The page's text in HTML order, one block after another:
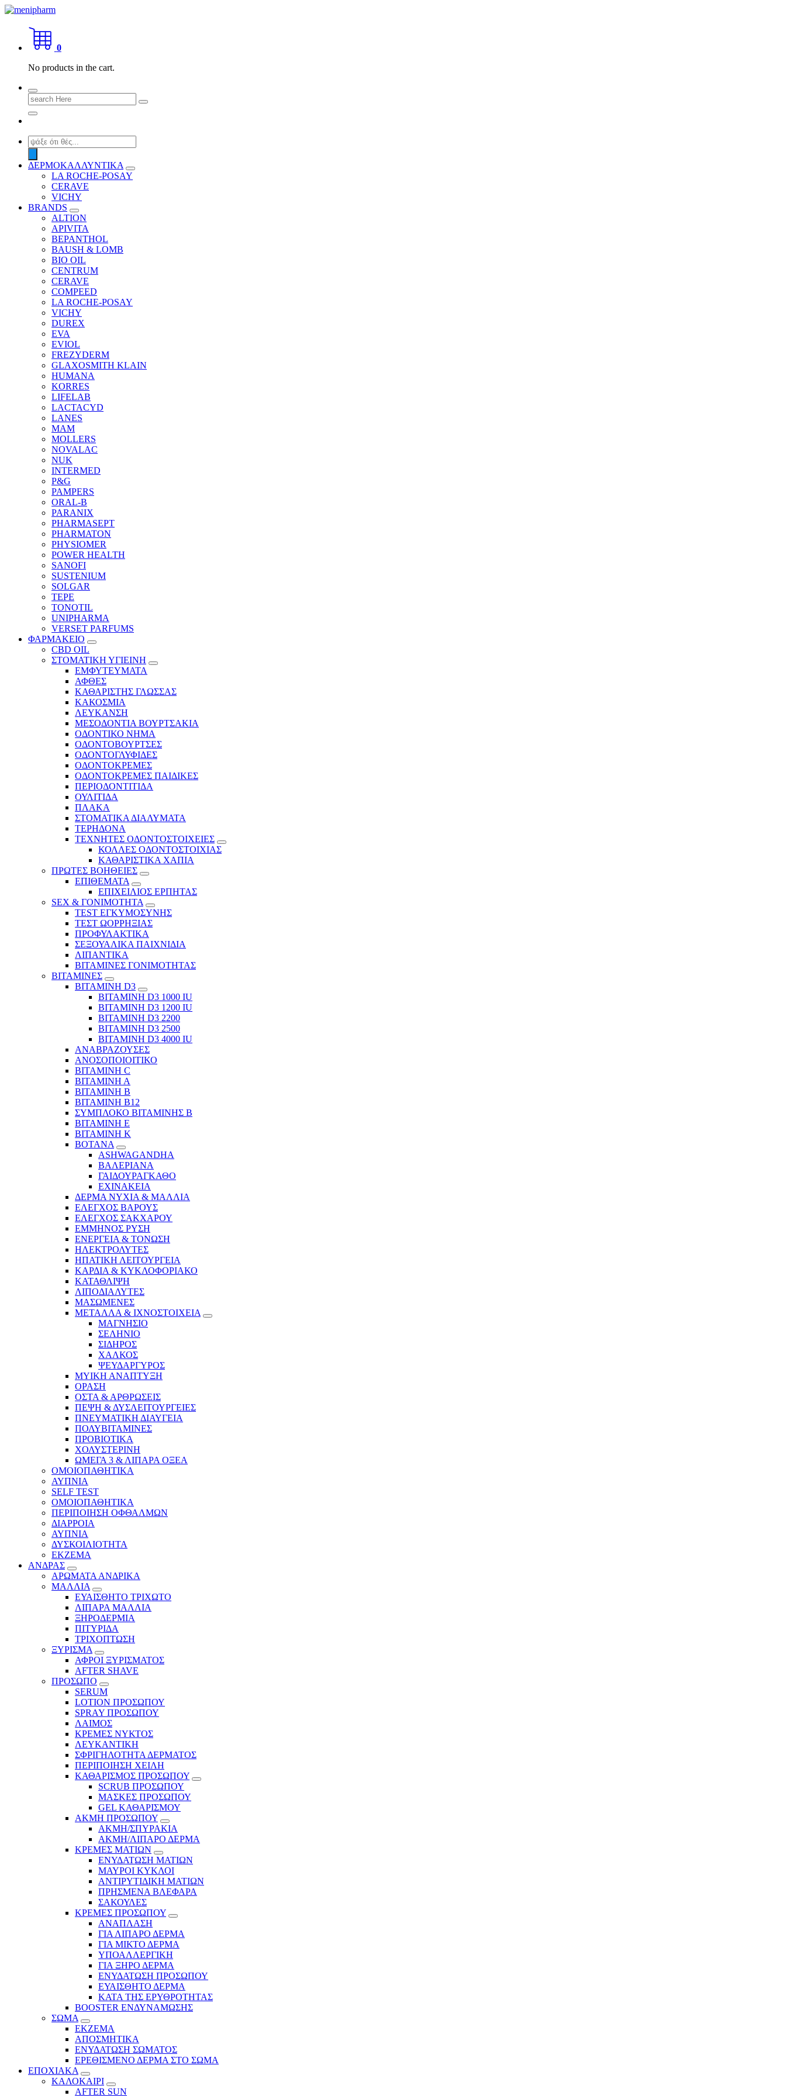
Skip
content
shop 2 easily
0
No products in the cart.
Search
for:
Products
search
ΔΕΡΜΟΚΑΛΛΥΝΤΙΚΑ
LA ROCHE-POSAY
CERAVE
VICHY
BRANDS
ALTION
APIVITA
BEPANTHOL
BAUSH & LOMB
BIO OIL
CENTRUM
CERAVE
COMPEED
LA ROCHE-POSAY
VICHY
DUREX
EVA
EVIOL
FREZYDERM
GLAXOSMITH KLAIN
HUMANA
KORRES
LIFELAB
LACTACYD
LANES
MAM
MOLLERS
NOVALAC
NUK
INTERMED
P&G
PAMPERS
ORAL-B
PARANIX
PHARMASEPT
PHARMATON
PHYSIOMER
POWER HEALTH
SANOFI
SUSTENIUM
SOLGAR
TEPE
TONOTIL
UNIPHARMA
VERSET PARFUMS
ΦΑΡΜΑΚΕΙΟ
CBD OIL
ΣΤΟΜΑΤΙΚΗ ΥΓΙΕΙΝΗ
ΕΜΦΥΤΕΥΜΑΤΑ
ΑΦΘΕΣ
ΚΑΘΑΡΙΣΤΗΣ ΓΛΩΣΣΑΣ
ΚΑΚΟΣΜΙΑ
ΛΕΥΚΑΝΣΗ
ΜΕΣΟΔΟΝΤΙΑ ΒΟΥΡΤΣΑΚΙΑ
ΟΔΟΝΤΙΚΟ ΝΗΜΑ
ΟΔΟΝΤΟΒΟΥΡΤΣΕΣ
ΟΔΟΝΤΟΓΛΥΦΙΔΕΣ
ΟΔΟΝΤΟΚΡΕΜΕΣ
ΟΔΟΝΤΟΚΡΕΜΕΣ ΠΑΙΔΙΚΕΣ
ΠΕΡΙΟΔΟΝΤΙΤΙΔΑ
ΟΥΛΙΤΙΔΑ
ΠΛΑΚΑ
ΣΤΟΜΑΤΙΚΑ ΔΙΑΛΥΜΑΤΑ
ΤΕΡΗΔΟΝΑ
ΤΕΧΝΗΤΕΣ ΟΔΟΝΤΟΣΤΟΙΧΕΙΕΣ
ΚΟΛΛΕΣ ΟΔΟΝΤΟΣΤΟΙΧΙΑΣ
ΚΑΘΑΡΙΣΤΙΚΑ ΧΑΠΙΑ
ΠΡΩΤΕΣ ΒΟΗΘΕΙΕΣ
ΕΠΙΘΕΜΑΤΑ
ΕΠΙΧΕΙΛΙΟΣ ΕΡΠΗΤΑΣ
SEX & ΓΟΝΙΜΟΤΗΤΑ
TEST ΕΓΚΥΜΟΣΥΝΗΣ
ΤΕΣΤ ΩΟΡΡΗΞΙΑΣ
ΠΡΟΦΥΛΑΚΤΙΚΑ
ΣΕΞΟΥΑΛΙΚΑ ΠΑΙΧΝΙΔΙΑ
ΛΙΠΑΝΤΙΚΑ
ΒΙΤΑΜΙΝΕΣ ΓΟΝΙΜΟΤΗΤΑΣ
ΒΙΤΑΜΙΝΕΣ
ΒΙΤΑΜΙΝΗ D3
ΒΙΤΑΜΙΝΗ D3 1000 IU
ΒΙΤΑΜΙΝΗ D3 1200 IU
ΒΙΤΑΜΙΝΗ D3 2200
ΒΙΤΑΜΙΝΗ D3 2500
BITAMINH D3 4000 IU
ΑΝΑΒΡΑΖΟΥΣΕΣ
ΑΝΟΣΟΠΟΙΟΙΤΙΚΟ
ΒΙΤΑΜΙΝΗ C
ΒΙΤΑΜΙΝΗ Α
ΒΙΤΑΜΙΝΗ Β
ΒΙΤΑΜΙΝΗ Β12
ΣΥΜΠΛΟΚΟ ΒΙΤΑΜΙΝΗΣ Β
ΒΙΤΑΜΙΝΗ Ε
ΒΙΤΑΜΙΝΗ Κ
ΒΟΤΑΝΑ
ASHWAGANDHA
ΒΑΛΕΡΙΑΝΑ
ΓΑΙΔΟΥΡΑΓΚΑΘΟ
ΕΧΙΝΑΚΕΙΑ
ΔΕΡΜΑ ΝΥΧΙΑ & ΜΑΛΛΙΑ
ΕΛΕΓΧΟΣ ΒΑΡΟΥΣ
ΕΛΕΓΧΟΣ ΣΑΚΧΑΡΟΥ
ΕΜΜΗΝΟΣ ΡΥΣΗ
ΕΝΕΡΓΕΙΑ & ΤΟΝΩΣΗ
ΗΛΕΚΤΡΟΛΥΤΕΣ
ΗΠΑΤΙΚΗ ΛΕΙΤΟΥΡΓΕΙΑ
ΚΑΡΔΙΑ & ΚΥΚΛΟΦΟΡΙΑΚΟ
ΚΑΤΑΘΛΙΨΗ
ΛΙΠΟΔΙΑΛΥΤΕΣ
ΜΑΣΩΜΕΝΕΣ
ΜΕΤΑΛΛΑ & ΙΧΝΟΣΤΟΙΧΕΙΑ
ΜΑΓΝΗΣΙΟ
ΣΕΛΗΝΙΟ
ΣΙΔΗΡΟΣ
ΧΑΛΚΟΣ
ΨΕΥΔΑΡΓΥΡΟΣ
ΜΥΙΚΗ ΑΝΑΠΤΥΞΗ
ΟΡΑΣΗ
ΟΣΤΑ & ΑΡΘΡΩΣΕΙΣ
ΠΕΨΗ & ΔΥΣΛΕΙΤΟΥΡΓΕΙΕΣ
ΠΝΕΥΜΑΤΙΚΗ ΔΙΑΥΓΕΙΑ
ΠΟΛΥΒΙΤΑΜΙΝΕΣ
ΠΡΟΒΙΟΤΙΚΑ
ΧΟΛΥΣΤΕΡΙΝΗ
ΩΜΕΓΑ 3 & ΛΙΠΑΡΑ ΟΞΕΑ
ΟΜΟΙΟΠΑΘΗΤΙΚΑ
ΑΥΠΝΙΑ
SELF TEST
ΟΜΟΙΟΠΑΘΗΤΙΚΑ
ΠΕΡΙΠΟΙΗΣΗ ΟΦΘΑΛΜΩΝ
ΔΙΑΡΡΟΙΑ
ΑΥΠΝΙΑ
ΔΥΣΚΟΙΛΙΟΤΗΤΑ
ΕΚΖΕΜΑ
ΑΝΔΡΑΣ
ΑΡΩΜΑΤΑ ΑΝΔΡΙΚΑ
ΜΑΛΛΙΑ
ΕΥΑΙΣΘΗΤΟ ΤΡΙΧΩΤΟ
ΛΙΠΑΡΑ ΜΑΛΛΙΑ
ΞΗΡΟΔΕΡΜΙΑ
ΠΙΤΥΡΙΔΑ
ΤΡΙΧΟΠΤΩΣΗ
ΞΥΡΙΣΜΑ
ΑΦΡΟΙ ΞΥΡΙΣΜΑΤΟΣ
AFTER SHAVE
ΠΡΟΣΩΠΟ
SERUM
LOTION ΠΡΟΣΩΠΟΥ
SPRAY ΠΡΟΣΩΠΟΥ
ΛΑΙΜΟΣ
ΚΡΕΜΕΣ ΝΥΚΤΟΣ
ΛΕΥΚΑΝΤΙΚΗ
ΣΦΡΙΓΗΛΟΤΗΤΑ ΔΕΡΜΑΤΟΣ
ΠΕΡΙΠΟΙΗΣΗ ΧΕΙΛΗ
ΚΑΘΑΡΙΣΜΟΣ ΠΡΟΣΩΠΟΥ
SCRUB ΠΡΟΣΩΠΟΥ
ΜΑΣΚΕΣ ΠΡΟΣΩΠΟΥ
GEL ΚΑΘΑΡΙΣΜΟΥ
ΑΚΜΗ ΠΡΟΣΩΠΟΥ
ΑΚΜΗ/ΣΠΥΡΑΚΙΑ
ΑΚΜΗ/ΛΙΠΑΡΟ ΔΕΡΜΑ
ΚΡΕΜΕΣ ΜΑΤΙΩΝ
ΕΝΥΔΑΤΩΣΗ ΜΑΤΙΩΝ
ΜΑΥΡΟΙ ΚΥΚΛΟΙ
ΑΝΤΙΡΥΤΙΔΙΚΗ ΜΑΤΙΩΝ
ΠΡΗΣΜΕΝΑ ΒΛΕΦΑΡΑ
ΣΑΚΟΥΛΕΣ
ΚΡΕΜΕΣ ΠΡΟΣΩΠΟΥ
ΑΝΑΠΛΑΣΗ
ΓΙΑ ΛΙΠΑΡΟ ΔΕΡΜΑ
ΓΙΑ ΜΙΚΤΟ ΔΕΡΜΑ
ΥΠΟΑΛΛΕΡΓΙΚΗ
ΓΙΑ ΞΗΡΟ ΔΕΡΜΑ
ΕΝΥΔΑΤΩΣΗ ΠΡΟΣΩΠΟΥ
ΕΥΑΙΣΘΗΤΟ ΔΕΡΜΑ
ΚΑΤΑ ΤΗΣ ΕΡΥΘΡΟΤΗΤΑΣ
BOOSTER ΕΝΔΥΝΑΜΩΣΗΣ
ΣΩΜΑ
ΕΚΖΕΜΑ
ΑΠΟΣΜΗΤΙΚΑ
ΕΝΥΔΑΤΩΣΗ ΣΩΜΑΤΟΣ
ΕΡΕΘΙΣΜΕΝΟ ΔΕΡΜΑ ΣΤΟ ΣΩΜΑ
ΕΠΟΧΙΑΚΑ
ΚΑΛΟΚΑΙΡΙ
AFTER SUN